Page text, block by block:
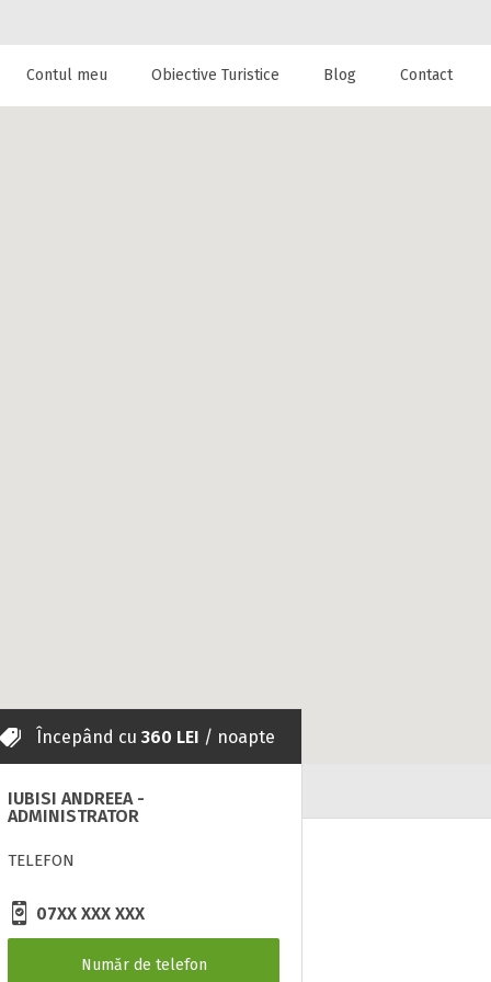
cazare la
Contul meu Obiective Turistice Blog Contact
Începând cu 360 LEI / noapte
IUBISI ANDREEA -
ADMINISTRATOR
TELEFON
07XX XXX XXX
Număr de telefon